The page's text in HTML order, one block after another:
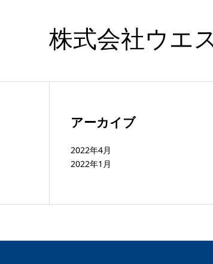
株式会社ウエ
アーカイブ
2022年4月
2022年1月